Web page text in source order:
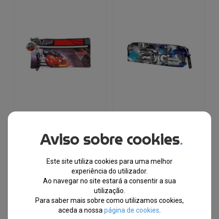
Produto Licenciado
EM STOCK
€ 6.79
Produto Licenciado
EM STOCK
PVPR
€ 16.10
O
preço
original
€ 9.78
O
preço
atual-39%
Aviso sobre cookies.
Este site utiliza cookies para uma melhor
experiência do utilizador.
Ao navegar no site estará a consentir a sua
utilização.
Para saber mais sobre como utilizamos cookies,
aceda a nossa página de cookies